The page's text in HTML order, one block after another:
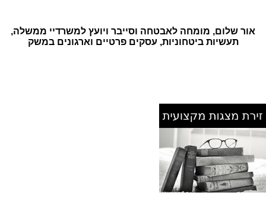
אור שלום, מומחה לאבטחה וסייבר ויועץ למשרדיי ממשלה,
תעשיות ביטחוניות, עסקים פרטיים וארגונים במשק